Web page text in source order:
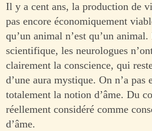
Il y a cent ans, la production de
pas encore économiquement
qu’un animal n’est qu’un
scientifique, les neurologues
clairement la conscience, qui
d’une aura mystique. On n’a pas
totalement la notion d’âme. Du
réellement considéré comme
d’âme.